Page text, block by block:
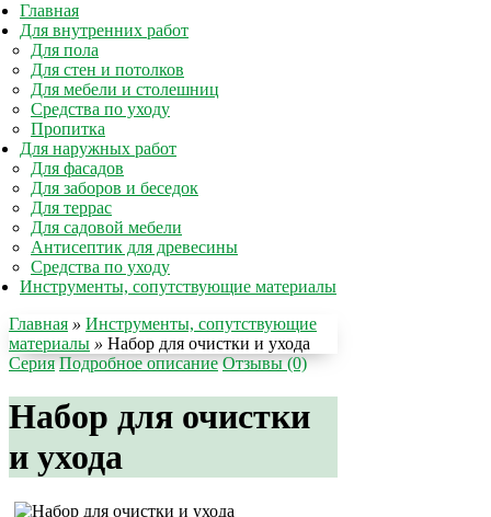
Главная
Для внутренних работ
Для пола
Для стен и потолков
Для мебели и столешниц
Средства по уходу
Пропитка
Для наружных работ
Для фасадов
Для заборов и беседок
Для террас
Для садовой мебели
Антисептик для древесины
Средства по уходу
Инструменты, сопутствующие материалы
Главная » Инструменты, сопутствующие
материалы » Набор для очистки и ухода
Серия Подробное описание Отзывы (0)
Набор для очистки
и ухода